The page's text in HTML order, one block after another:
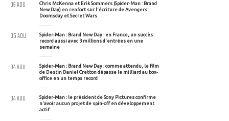
Chris McKenna et Erik Sommers (Spider-Man : Brand
New Day) en renfort sur l'écriture de Avengers :
Doomsday et Secret Wars
06 AOU
Spider-Man : Brand New Day : en France, un succès
record aussi avec 3 millions d'entrées en une
semaine
05 AOU
Spider-Man : Brand New Day : comme attendu, le film
de Destin Daniel Cretton dépasse le milliard au box-
office en un temps record
04 AOU
Spider-Man : le président de Sony Pictures confirme
n'avoir aucun projet de spin-off en développement
actif
04 AOU